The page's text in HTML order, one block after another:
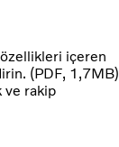
içeren
(PDF, 1,7MB)
ve rakip